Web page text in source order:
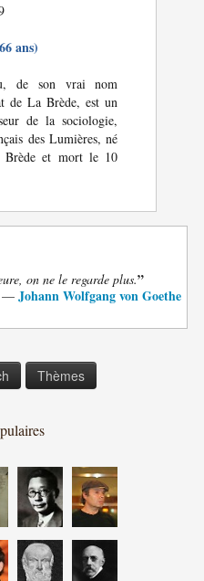
ans)
de son vrai nom
de La Brède, est un
de la sociologie,
des Lumières, né
et mort le 10
on ne le regarde plus.”
— Johann Wolfgang von Goethe
Thèmes